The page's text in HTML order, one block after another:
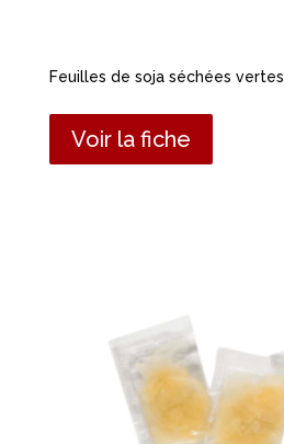
Feuilles de soja séchées vertes
Voir la fiche